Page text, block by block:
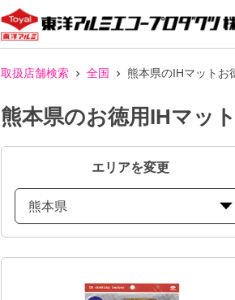
取扱店舗検索 全国 熊本県のIHマットお
熊本県のお徳用IHマッ
エリアを変更
熊本県